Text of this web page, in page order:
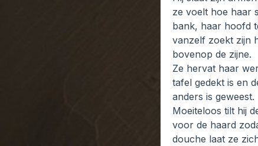
ze voelt hoe haar
bank, haar hoofd
vanzelf zoekt zijn
bovenop de zijne.
Ze hervat haar
tafel gedekt is en
anders is geweest.
Moeiteloos tilt hij
voor de haard
douche laat ze